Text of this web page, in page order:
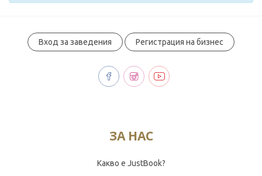
Вход за заведения Регистрация на бизнес
ЗА НАС
Какво е JustBook?